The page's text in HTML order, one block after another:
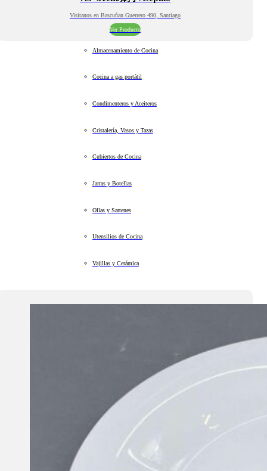
Visitanos en Bascuñan Guerrero 490, Santiago
Ver Producto
Almacenamiento de Cocina
Cocina a gas portátil
Condimenteros y Aceiteros
Cristalería, Vasos y Tazas
Cubiertos de Cocina
Jarras y Botellas
Ollas y Sartenes
Utensilios de Cocina
Vajillas y Cerámica